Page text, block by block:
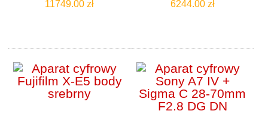
11749.00 zł 6244.00 zł